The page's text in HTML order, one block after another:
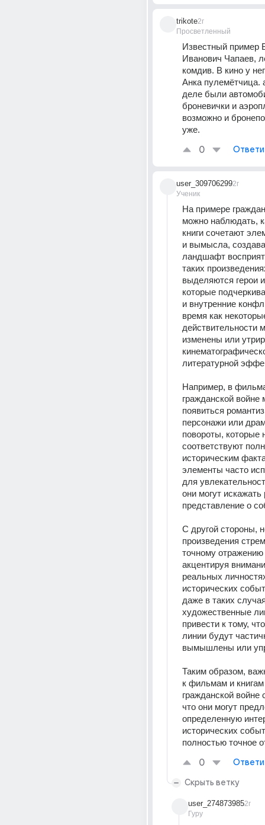
trikote
Просветленный
2г
Известный пример
Иванович Чапаев,
комдив. В кино у
Анка пулемётчица.
деле были
броневички и
возможно и
уже.
0
user_309706299
Ученик
2г
На примере
можно наблюдать,
книги сочетают
и вымысла,
ландшафт
таких
выделяются герои
которые
и внутренние
время как
действительности
изменены или
литературной
Например, в
гражданской войне
появиться
персонажи или
повороты, которые
соответствуют
историческим
элементы часто
для
они могут искажать
представление о
С другой стороны,
произведения
точному отражению
акцентируя
реальных
исторических
даже в таких
художественные
привести к тому,
линии будут
вымышлены или
Таким образом,
к фильмам и
гражданской войне
что они могут
определенную
исторических
полностью точное
0
Скрыть ветку
user_274873985
Гуру
2г